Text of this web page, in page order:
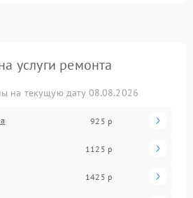
услуги ремонта
на текущую дату 08.08.2026
925 р
1125 р
1425 р